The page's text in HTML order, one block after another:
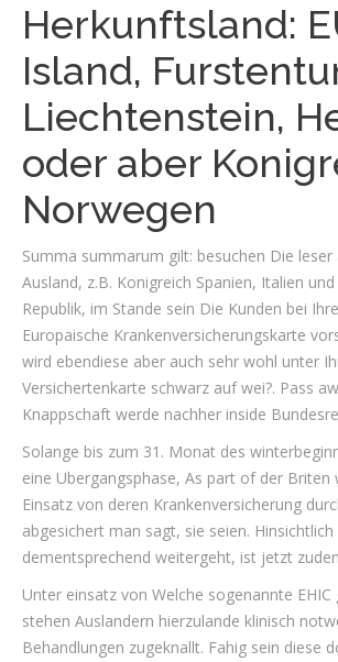
Herkunftsland:
Island,
Liechtenstein,
oder aber
Norwegen
Summa summarum gilt: besuchen Die leser
Ausland, z.B. Konigreich Spanien, Italien
Republik, im Stande sein Die Kunden bei
Europaische Krankenversicherungskarte
wird ebendiese aber auch sehr wohl unter
Versichertenkarte schwarz auf wei?. Pass
Knappschaft werde nachher inside
Solange bis zum 31. Monat des
eine Ubergangsphase, As part of der Briten
Einsatz von deren Krankenversicherung
abgesichert man sagt, sie seien. Hinsichtlich
dementsprechend weitergeht, ist jetzt
Unter einsatz von Welche sogenannte EHIC
stehen Auslandern hierzulande klinisch
Behandlungen zugeknallt. Fahig sein diese